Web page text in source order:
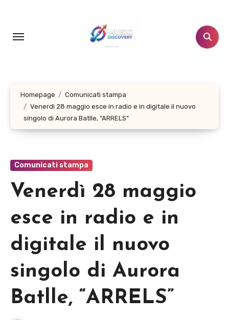
contenuto
Homepage
Comunicati stampa
Venerdì 28 maggio esce in radio e in digitale il nuovo
singolo di Aurora Batlle, “ARRELS”
Comunicati stampa
Venerdì 28 maggio
esce in radio e in
digitale il nuovo
singolo di Aurora
Batlle, “ARRELS”